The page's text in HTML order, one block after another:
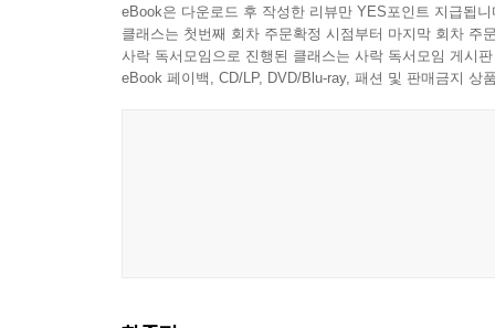
시와 눈보라 41
숨결 42
겨울 화석 43
eBook은 다운로드 후 작성한 리뷰만 YES포인트 지급됩니
클래스는 첫번째 회차 주문확정 시점부터 마지막 회차 주
사락 독서모임으로 진행된 클래스는 사락 독서모임 게시
eBook 페이백, CD/LP, DVD/Blu-ray, 패션 및 판매금지 상